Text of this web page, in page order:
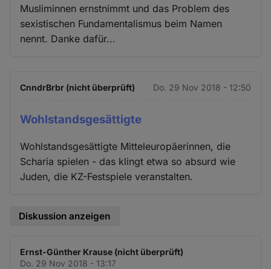
Musliminnen ernstnimmt und das Problem des
sexistischen Fundamentalismus beim Namen
nennt. Danke dafür...
CnndrBrbr (nicht überprüft) Do. 29 Nov 2018 - 12:50
Wohlstandsgesättigte
Wohlstandsgesättigte Mitteleuropäerinnen, die
Scharia spielen - das klingt etwa so absurd wie
Juden, die KZ-Festspiele veranstalten.
Diskussion anzeigen
Ernst-Günther Krause (nicht überprüft)
Do. 29 Nov 2018 - 13:17